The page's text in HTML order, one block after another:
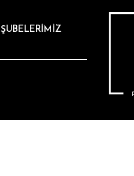
ŞUBELERİMİZ